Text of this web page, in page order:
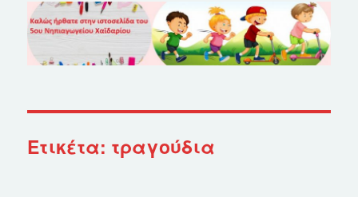
Ετικέτα: τραγούδια